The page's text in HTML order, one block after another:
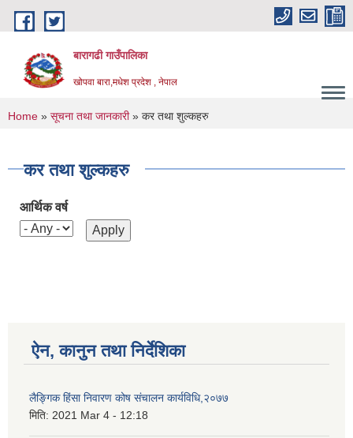
Skip to main content
बारागढी गाउँपालिका
खोपवा बारा,मधेश प्रदेश , नेपाल
You are here
Home » सूचना तथा जानकारी» कर तथा शुल्कहरु
कर तथा शुल्कहरु
आर्थिक वर्ष
ऐन, कानुन तथा निर्देशिका
लैङ्गिक हिंसा निवारण कोष संचालन कार्यविधि,२०७७
मिति: 2021 Mar 4 - 12:18